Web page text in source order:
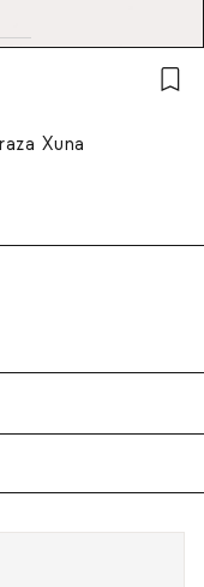
Xuna